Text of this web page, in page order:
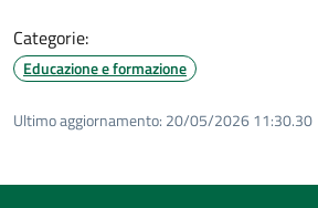
Categorie:
Educazione e formazione
Ultimo aggiornamento: 20/05/2026 11:30.30